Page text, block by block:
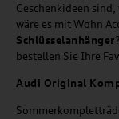
Geschenkideen
wäre es mit Wohn
Schlüsselanhänger
bestellen Sie Ihre
Audi Original